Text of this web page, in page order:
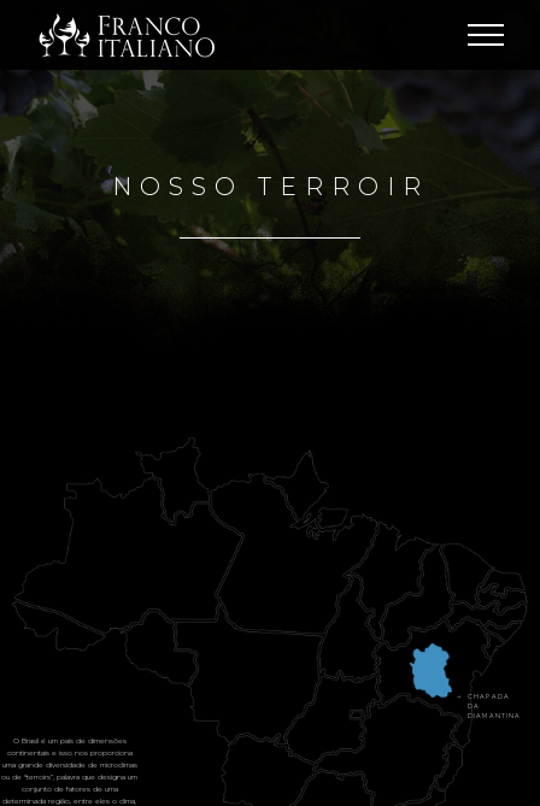
conteúdo
NOSSO TERROIR
O Brasil é um país de dimensões
continentais e isso nos proporciona
uma grande diversidade de microclimas
ou de “terroirs”, palavra que designa um
conjunto de fatores de uma
determinada região, entre eles o clima,
CHAPADA
DA
DIAMANTINA
→